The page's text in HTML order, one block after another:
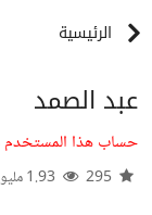
الرئيسية
عبد الصمد
حساب هذا